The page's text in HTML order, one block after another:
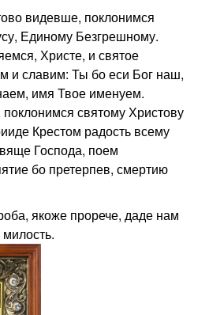
видевше, поклонимся
Единому Безгрешному.
Христе, и святое
и славим: Ты бо еси Бог наш,
имя Твое именуем.
святому Христову
Крестом радость всему
Господа, поем
бо претерпев, смертию
якоже прорече, даде нам